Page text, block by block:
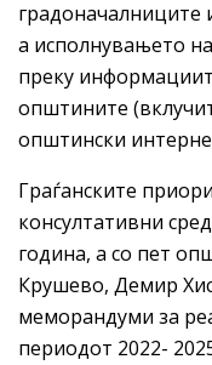
градоначалниците
а исполнувањето
преку
општините
општински
Граѓанските
консултативни
година, а со пет
Крушево, Демир
меморандуми за
периодот 2022-